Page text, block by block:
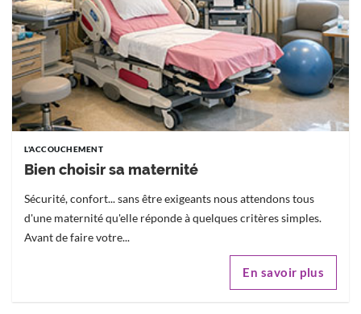
L'ACCOUCHEMENT
Bien choisir sa maternité
Sécurité, confort... sans être exigeants nous attendons tous
d'une maternité qu'elle réponde à quelques critères simples.
Avant de faire votre...
En savoir plus